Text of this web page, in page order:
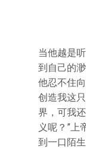
当他越是
到自己的
他忍不住
创造我这
界，可我
义呢？”上
到一口陌